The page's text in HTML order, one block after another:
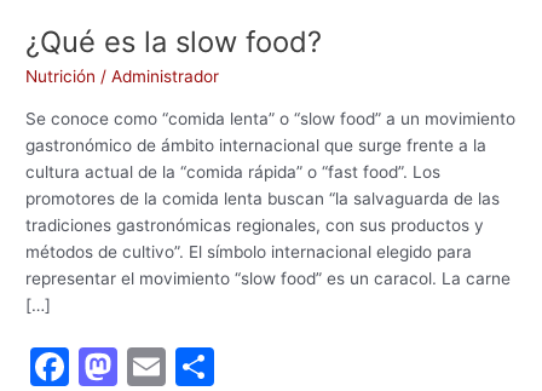
¿Qué es la slow food?
Nutrición /Administrador
Se conoce como “comida lenta” o “slow food” a un movimiento
gastronómico de ámbito internacional que surge frente a la
cultura actual de la “comida rápida” o “fast food”. Los
promotores de la comida lenta buscan “la salvaguarda de las
tradiciones gastronómicas regionales, con sus productos y
métodos de cultivo”. El símbolo internacional elegido para
representar el movimiento “slow food” es un caracol. La carne
[…]
F
M E